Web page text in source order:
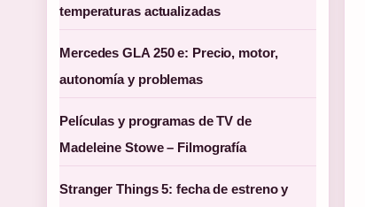
temperaturas actualizadas
Mercedes GLA 250 e: Precio, motor,
autonomía y problemas
Películas y programas de TV de
Madeleine Stowe – Filmografía
Stranger Things 5: fecha de estreno y